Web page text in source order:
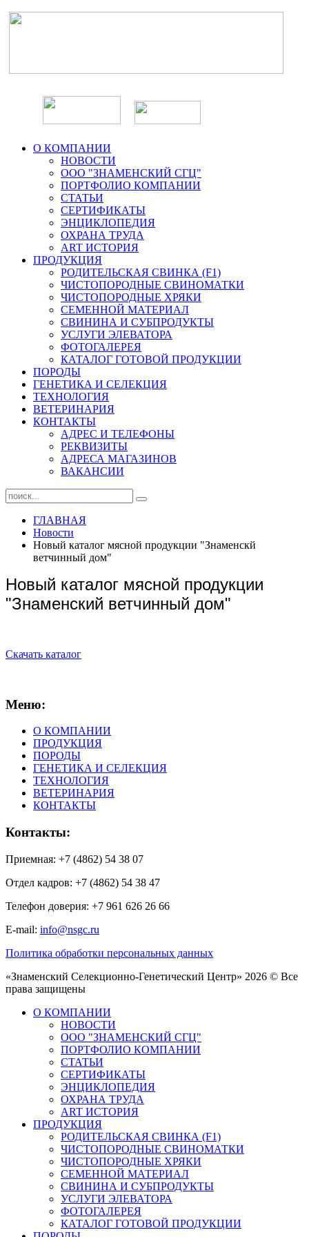
О КОМПАНИИ
НОВОСТИ
ООО "ЗНАМЕНСКИЙ СГЦ"
ПОРТФОЛИО КОМПАНИИ
СТАТЬИ
СЕРТИФИКАТЫ
ЭНЦИКЛОПЕДИЯ
ОХРАНА ТРУДА
ART ИСТОРИЯ
ПРОДУКЦИЯ
РОДИТЕЛЬСКАЯ СВИНКА (F1)
ЧИСТОПОРОДНЫЕ СВИНОМАТКИ
ЧИСТОПОРОДНЫЕ ХРЯКИ
СЕМЕННОЙ МАТЕРИАЛ
СВИНИНА И СУБПРОДУКТЫ
УСЛУГИ ЭЛЕВАТОРА
ФОТОГАЛЕРЕЯ
КАТАЛОГ ГОТОВОЙ ПРОДУКЦИИ
ПОРОДЫ
ГЕНЕТИКА И СЕЛЕКЦИЯ
ТЕХНОЛОГИЯ
ВЕТЕРИНАРИЯ
КОНТАКТЫ
АДРЕС И ТЕЛЕФОНЫ
РЕКВИЗИТЫ
АДРЕСА МАГАЗИНОВ
ВАКАНСИИ
ГЛАВНАЯ
Новости
Новый каталог мясной продукции "Знаменскй
ветчинный дом"
Новый каталог мясной продукции
"Знаменский ветчинный дом"
Скачать каталог
Меню:
О КОМПАНИИ
ПРОДУКЦИЯ
ПОРОДЫ
ГЕНЕТИКА И СЕЛЕКЦИЯ
ТЕХНОЛОГИЯ
ВЕТЕРИНАРИЯ
КОНТАКТЫ
Контакты:
Приемная: +7 (4862) 54 38 07
Отдел кадров: +7 (4862) 54 38 47
Телефон доверия: +7 961 626 26 66
E-mail: info@nsgc.ru
Политика обработки персональных данных
«Знаменский Селекционно-Генетический Центр» 2026 © Все
права защищены
О КОМПАНИИ
НОВОСТИ
ООО "ЗНАМЕНСКИЙ СГЦ"
ПОРТФОЛИО КОМПАНИИ
СТАТЬИ
СЕРТИФИКАТЫ
ЭНЦИКЛОПЕДИЯ
ОХРАНА ТРУДА
ART ИСТОРИЯ
ПРОДУКЦИЯ
РОДИТЕЛЬСКАЯ СВИНКА (F1)
ЧИСТОПОРОДНЫЕ СВИНОМАТКИ
ЧИСТОПОРОДНЫЕ ХРЯКИ
СЕМЕННОЙ МАТЕРИАЛ
СВИНИНА И СУБПРОДУКТЫ
УСЛУГИ ЭЛЕВАТОРА
ФОТОГАЛЕРЕЯ
КАТАЛОГ ГОТОВОЙ ПРОДУКЦИИ